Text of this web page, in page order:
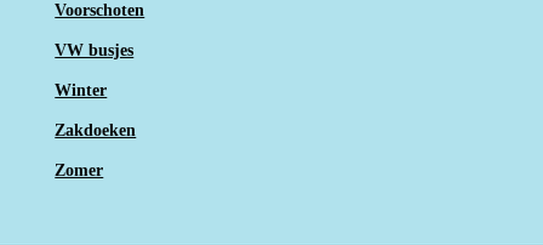
Voorschoten
VW busjes
Winter
Zakdoeken
Zomer